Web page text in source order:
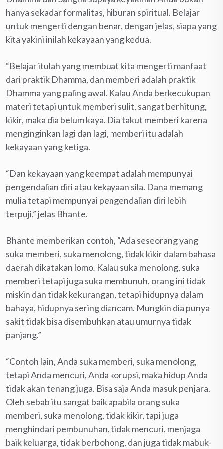
hanya sekadar formalitas, hiburan spiritual. Belajar
untuk mengerti dengan benar, dengan jelas, siapa yang
kita yakini inilah kekayaan yang kedua.
“Belajar itulah yang membuat kita mengerti manfaat
dari praktik Dhamma, dan memberi adalah praktik
Dhamma yang paling awal. Kalau Anda berkecukupan
materi tetapi untuk memberi sulit, sangat berhitung,
kikir, maka dia belum kaya. Dia takut memberi karena
menginginkan lagi dan lagi, memberi itu adalah
kekayaan yang ketiga.
“Dan kekayaan yang keempat adalah mempunyai
pengendalian diri atau kekayaan sila. Dana memang
mulia tetapi mempunyai pengendalian diri lebih
terpuji,” jelas Bhante.
Bhante memberikan contoh, “Ada seseorang yang
suka memberi, suka menolong, tidak kikir dalam bahasa
daerah dikatakan lomo. Kalau suka menolong, suka
memberi tetapi juga suka membunuh, orang ini tidak
miskin dan tidak kekurangan, tetapi hidupnya dalam
bahaya, hidupnya sering diancam. Mungkin dia punya
sakit tidak bisa disembuhkan atau umurnya tidak
panjang.”
“Contoh lain, Anda suka memberi, suka menolong,
tetapi Anda mencuri, Anda korupsi, maka hidup Anda
tidak akan tenang juga. Bisa saja Anda masuk penjara.
Oleh sebab itu sangat baik apabila orang suka
memberi, suka menolong, tidak kikir, tapi juga
menghindari pembunuhan, tidak mencuri, menjaga
baik keluarga, tidak berbohong, dan juga tidak mabuk-